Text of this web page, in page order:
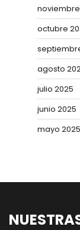
octubre
agosto
julio 2025
junio 2025
mayo 2025